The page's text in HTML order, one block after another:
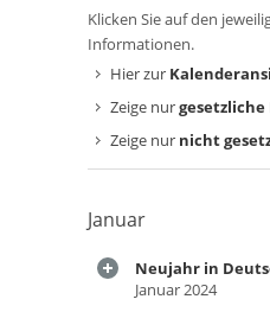
Klicken Sie auf den
Informationen.
Hier zur
Zeige nurgesetzliche
Zeige nur nicht
Januar
Neujahr in
Januar 2024